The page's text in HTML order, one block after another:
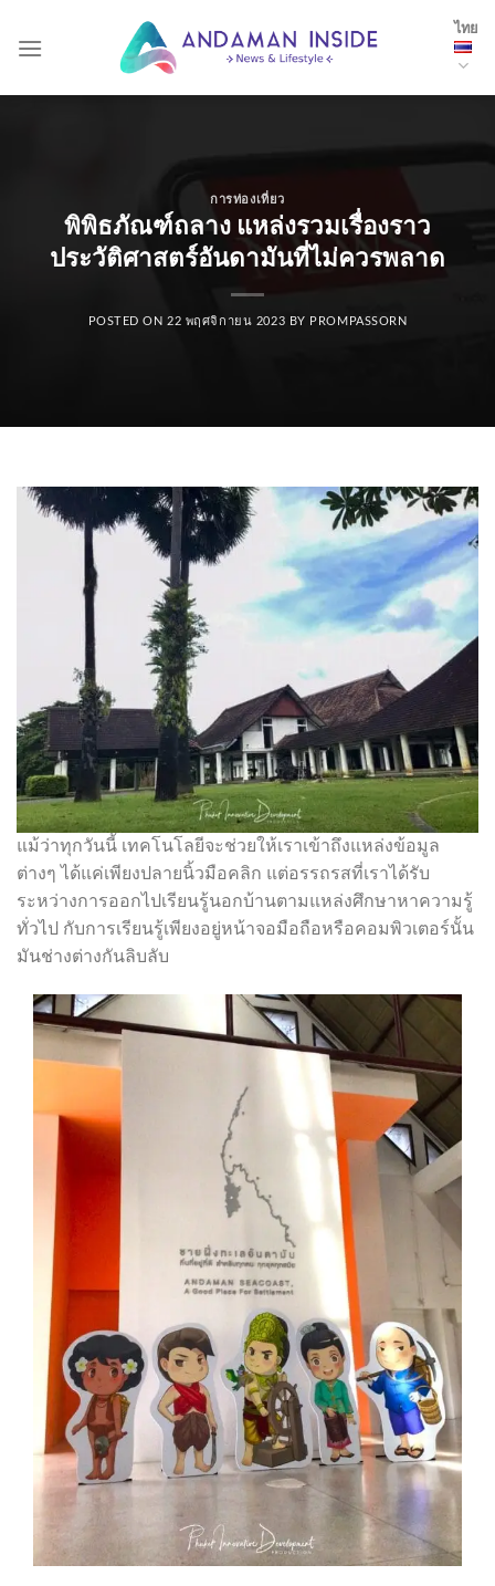
ไทย
การท่องเที่ยว
พิพิธภัณฑ์ถลาง แหล่งรวมเรื่องราว
ประวัติศาสตร์อันดามันที่ไม่ควรพลาด
POSTED ON22 พฤศจิกายน 2023 BY PROMPASSORN
แม้ว่าทุกวันนี้ เทคโนโลยีจะช่วยให้เราเข้าถึงแหล่งข้อมูล
ต่างๆ ได้แค่เพียงปลายนิ้วมือคลิก แต่อรรถรสที่เราได้รับ
ระหว่างการออกไปเรียนรู้นอกบ้านตามแหล่งศึกษาหาความรู้
ทั่วไป กับการเรียนรู้เพียงอยู่หน้าจอมือถือหรือคอมพิวเตอร์นั้น
มันช่างต่างกันลิบลับ